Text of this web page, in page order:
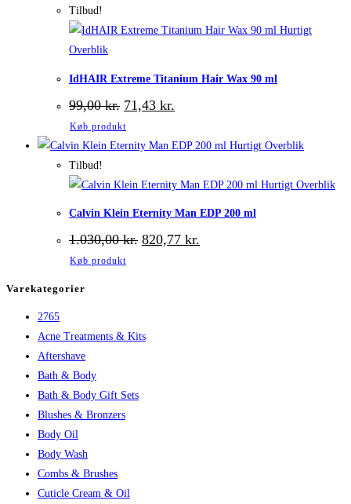
Tilbud!
Hurtigt
Overblik
IdHAIR Extreme Titanium Hair Wax 90 ml
99,00kr. Den
oprindelige
pris
var:
71,43 kr.
aktuelle
er:
Køb produkt
Hurtigt Overblik
Tilbud!
Hurtigt Overblik
Calvin Klein Eternity Man EDP 200 ml
1.030,00kr. Den
oprindelige
820,77 kr.
aktuelle
Køb produkt
Varekategorier
2765
Acne Treatments & Kits
Aftershave
Bath & Body
Bath & Body Gift Sets
Blushes & Bronzers
Body Oil
Body Wash
Combs & Brushes
Cuticle Cream & Oil